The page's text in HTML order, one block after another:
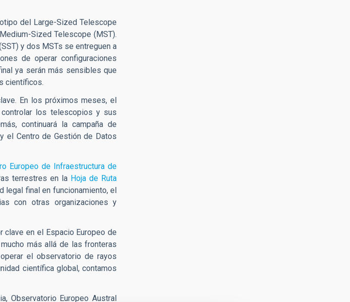
del Large-Sized Telescope
Sized Telescope (MST).
y dos MSTs se entreguen a
de operar configuraciones
ya serán más sensibles que
científicos.
En los próximos meses, el
controlar los telescopios y sus
continuará la campaña de
el Centro de Gestión de Datos
Europeo de Infraestructura de
terrestres en la Hoja de Ruta
legal final en funcionamiento, el
con otras organizaciones y
clave en el Espacio Europeo de
más allá de las fronteras
el observatorio de rayos
científica global, contamos
Observatorio Europeo Austral